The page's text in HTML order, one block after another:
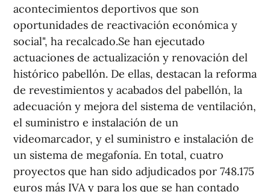
acontecimientos deportivos que son
oportunidades de reactivación económica y
social", ha recalcado.Se han ejecutado
actuaciones de actualización y renovación del
histórico pabellón. De ellas, destacan la reforma
de revestimientos y acabados del pabellón, la
adecuación y mejora del sistema de ventilación,
el suministro e instalación de un
videomarcador, y el suministro e instalación de
un sistema de megafonía. En total, cuatro
proyectos que han sido adjudicados por 748.175
euros más IVA y para los que se han contado